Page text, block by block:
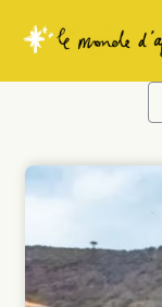
links
content